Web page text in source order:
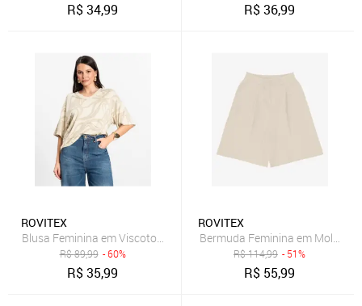
R$34,99 R$36,99
ROVITEX
Blusa Feminina em Viscotorcion Rovitex Bege
R$89,99 - 60%
R$35,99
ROVITEX
Bermuda Feminina em
R$114,99 - 51%
R$ 55,99